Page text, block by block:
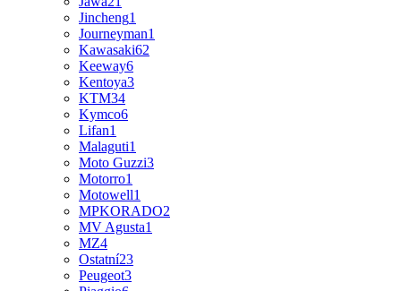
Jincheng1
Journeyman1
Kawasaki62
Keeway6
Kentoya3
KTM34
Kymco6
Lifan1
Malaguti1
Moto Guzzi3
Motorro1
Motowell1
MPKORADO2
MV Agusta1
MZ4
Ostatní23
Peugeot3